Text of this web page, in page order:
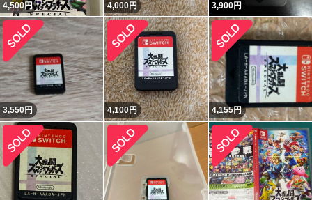
4,500円 4,000円 3,900円
3,550円 4,100円 4,155円